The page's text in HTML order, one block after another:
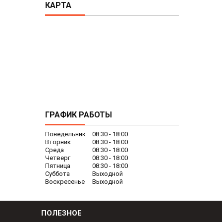
КАРТА
ГРАФИК РАБОТЫ
Понедельник 08:30
18:00
Вторник
08:30
18:00
Среда
08:30
18:00
Четверг
08:30
18:00
Пятница
08:30
18:00
Суббота
Выходной
Воскресенье
Выходной
ПОЛЕЗНОЕ